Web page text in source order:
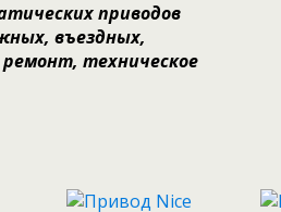
приводов
въездных,
техническое